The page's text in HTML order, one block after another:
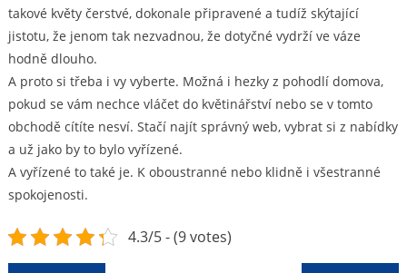
takové květy čerstvé, dokonale připravené a tudíž skýtající
jistotu, že jenom tak nezvadnou, že dotyčné vydrží ve váze
hodně dlouho.
A proto si třeba i vy vyberte. Možná i hezky z pohodlí domova,
pokud se vám nechce vláčet do květinářství nebo se v tomto
obchodě cítíte nesví. Stačí najít správný web, vybrat si z nabídky
a už jako by to bylo vyřízené.
A vyřízené to také je. K oboustranné nebo klidně i všestranné
spokojenosti.
4.3/5 - (9 votes)